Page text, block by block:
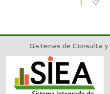
Sistemas de Consulta y